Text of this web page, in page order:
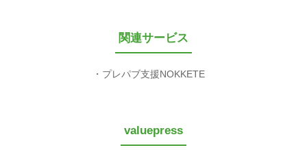
関連サービス
プレパブ支援NOKKETE
valuepress